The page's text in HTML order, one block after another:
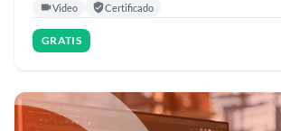
Video Certificado
GRATIS